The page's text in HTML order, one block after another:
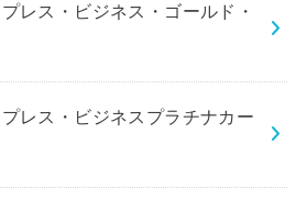
レス・ビジネス・ゴールド・
レス・ビジネスプラチナカー